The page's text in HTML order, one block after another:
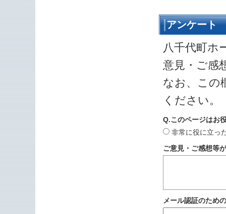
アンケート
八千代町ホ
意見・ご感
なお、この
ください。
Q.このページはお
非常に役に立っ
ご意見・ご感想等
メール認証のため